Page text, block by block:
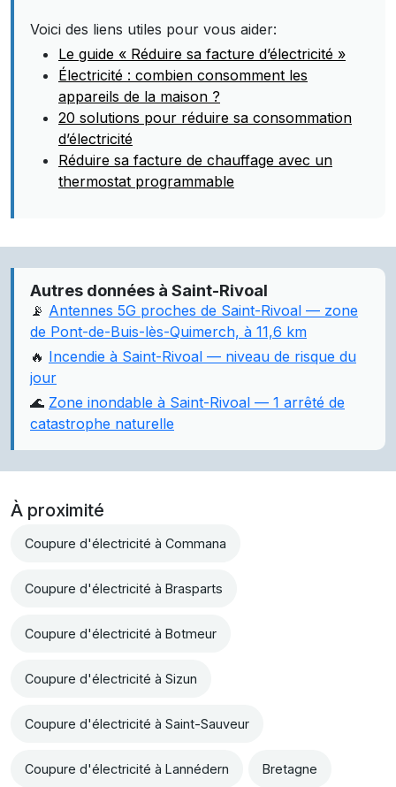
Voici des liens utiles pour vous aider:
Le guide « Réduire sa facture d’électricité »
Électricité : combien consomment les
appareils de la maison ?
20 solutions pour réduire sa consommation
d’électricité
Réduire sa facture de chauffage avec un
thermostat programmable
Autres données à Saint-Rivoal
📡 Antennes 5G proches de Saint-Rivoal — zone
de Pont-de-Buis-lès-Quimerch, à 11,6 km
🔥 Incendie à Saint-Rivoal — niveau de risque du
jour
🌊 Zone inondable à Saint-Rivoal — 1 arrêté de
catastrophe naturelle
À proximité
Coupure d'électricité à Commana
Coupure d'électricité à Brasparts
Coupure d'électricité à Botmeur
Coupure d'électricité à Sizun
Coupure d'électricité à Saint-Sauveur
Coupure d'électricité à Lannédern Bretagne